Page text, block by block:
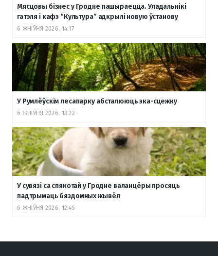
Мясцовы бізнес у Гродне пашыраецца. Уладальнікі
гатэля і кафэ “Культура” адкрылі новую ўстанову
6 ЖНІЎНЯ 2026, 14:17
У Румлёўскім лесапарку абсталююць эка-сцежку
6 ЖНІЎНЯ 2026, 13:22
У сувязі са спякотай у Гродне валанцёры просяць
падтрымаць бяздомных жывёл
6 ЖНІЎНЯ 2026, 12:45